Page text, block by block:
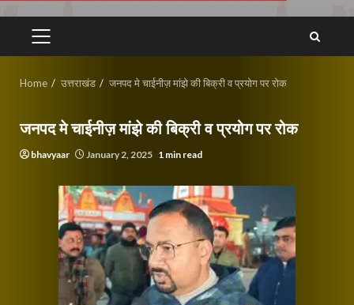
PRIMARY
Home उत्तराखंड जनपद मे चाईनीज़ मांझे की बिक्री व प्रयोग पर रोक
जनपद मे चाईनीज़ मांझे की बिक्री व प्रयोग पर रोक
bhavyaar January 2, 2025 1 min read